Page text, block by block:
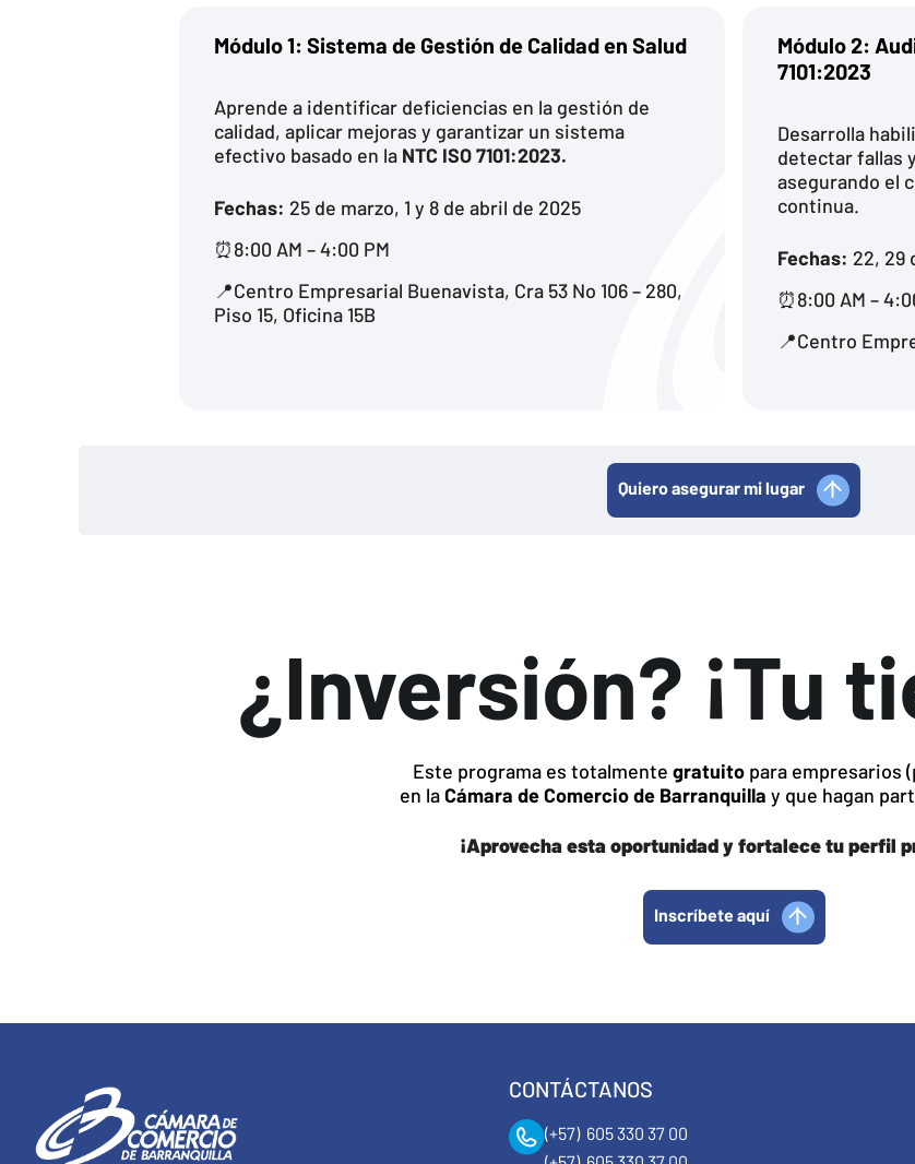
Módulo 1: Sistema de Gestión de Calidad en Salud
Aprende a identificar deficiencias en la gestión de
calidad, aplicar mejoras y garantizar un sistema
efectivo basado en la NTC ISO 7101:2023.
Fechas: 25 de marzo, 1 y 8 de abril de 2025
⏰8:00 AM – 4:00 PM
📍Centro Empresarial Buenavista, Cra 53 No 106 – 280,
Piso 15, Oficina 15B
Módulo 2:
7101:2023
Desarrolla
detectar fallas
asegurando el
continua.
Fechas: 22, 29
⏰8:00 AM –
📍Centro
Quiero asegurar mi lugar
¿Inversión? ¡Tu
Este programa es totalmente gratuitopara empresarios
en laCámara de Comercio de Barranquilla y que hagan
¡Aprovecha esta oportunidad y fortalece tu perfil
Inscríbete aquí
CONTÁCTANOS
(+57) 605 330 37 00